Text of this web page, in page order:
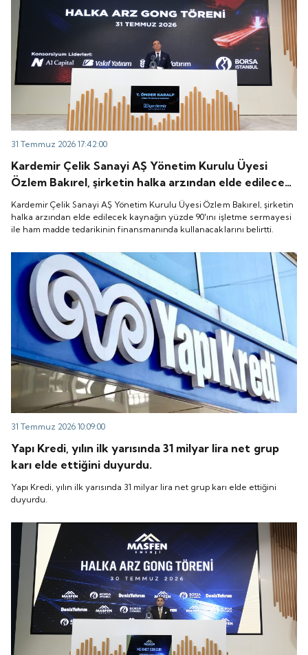
31 Temmuz 2026 17:42:00
Kardemir Çelik Sanayi AŞ Yönetim Kurulu Üyesi
Özlem Bakırel, şirketin halka arzından elde edilecek
kaynağın yüzde 90'ını işletme sermayesi ile ham
madde tedarikinin finansmanında kullanacaklarını
belirtti.
Kardemir Çelik Sanayi AŞ Yönetim Kurulu Üyesi Özlem Bakırel, şirketin
halka arzından elde edilecek kaynağın yüzde 90'ını işletme sermayesi
ile ham madde tedarikinin finansmanında kullanacaklarını belirtti.
31 Temmuz 2026 10:09:00
Yapı Kredi, yılın ilk yarısında 31 milyar lira net grup
karı elde ettiğini duyurdu.
Yapı Kredi, yılın ilk yarısında 31 milyar lira net grup karı elde ettiğini
duyurdu.